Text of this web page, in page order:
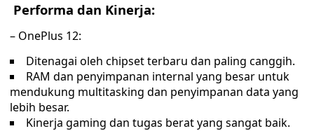
Performa dan Kinerja:
– OnePlus 12:
Ditenagai oleh chipset terbaru dan paling canggih.
RAM dan penyimpanan internal yang besar untuk
mendukung multitasking dan penyimpanan data yang
lebih besar.
Kinerja gaming dan tugas berat yang sangat baik.